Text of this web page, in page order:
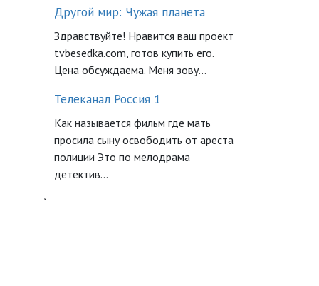
Другой мир: Чужая планета
Здравствуйте! Нравится ваш проект
tvbesedka.com, готов купить его.
Цена обсуждаема. Меня зову...
Телеканал Россия 1
Как называется фильм где мать
просила сыну освободить от ареста
полиции Это по мелодрама
детектив...
`